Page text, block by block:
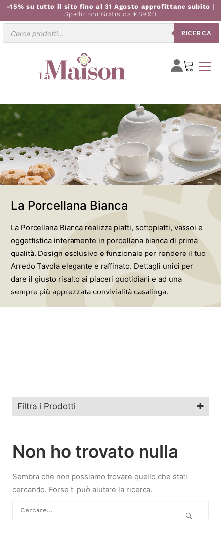
-15% su tutto il sito fino al 31 Agosto approfittane subito |
Spedizioni Gratis da €89,90
RICERCA
La Porcellana Bianca
La Porcellana Bianca realizza piatti, sottopiatti, vassoi e
oggettistica interamente in porcellana bianca di prima
qualità. Design esclusivo e funzionale per rendere il tuo
Arredo Tavola elegante e raffinato. Dettagli unici per
dare il giusto risalto ai piaceri quotidiani e ad una
sempre più apprezzata convivialità casalinga.
Filtra i Prodotti
Non ho trovato nulla
Sembra che non possiamo trovare quello che stati
cercando. Forse ti può aiutare la ricerca.